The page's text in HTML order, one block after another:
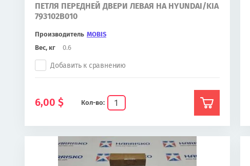
ПЕТЛЯ ПЕРЕДНЕЙ ДВЕРИ ЛЕВАЯ НА HYUNDAI/KIA
793102B010
Производитель MOBIS
Вес, кг
0.6
Кол-во:
Добавить к сравнению
6,00 $